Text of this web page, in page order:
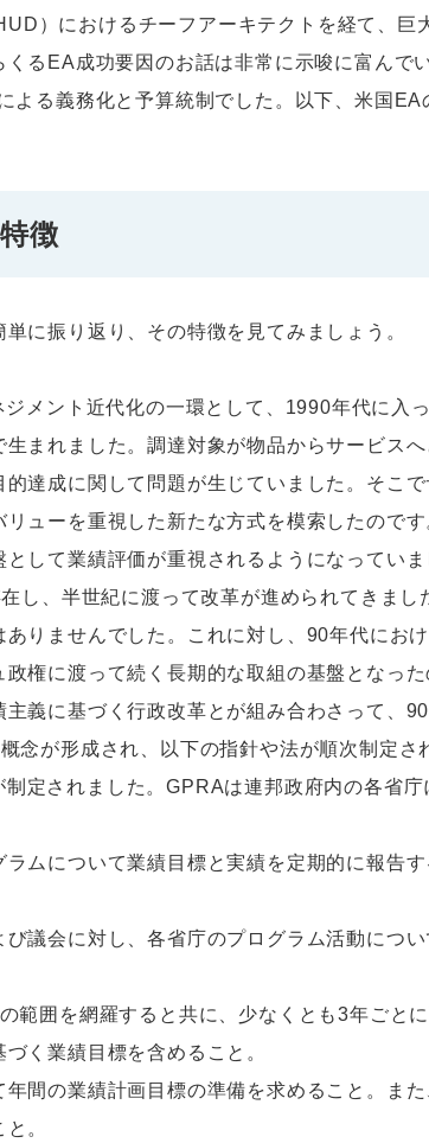
）におけるチーフアーキテクトを経て、巨
くるEA成功要因のお話は非常に示唆に富んで
よる義務化と予算統制でした。以下、米国EA
徴
に振り返り、その特徴を見てみましょう。
メント近代化の一環として、1990年代に入
まれました。調達対象が物品からサービス
達成に関して問題が生じていました。そこ
ューを重視した新たな方式を模索したのです
して業績評価が重視されるようになってい
し、半世紀に渡って改革が進められてきまし
りませんでした。これに対し、90年代にお
権に渡って続く長期的な取組の基盤となった
義に基づく行政改革とが組み合わさって、
が形成され、以下の指針や法が順次制定さ
定されました。GPRAは連邦政府内の各省
ムについて業績目標と実績を定期的に報告す
議会に対し、各省庁のプログラム活動につ
範囲を網羅すると共に、少なくとも3年ごとに
く業績目標を含めること。
間の業績計画目標の準備を求めること。ま
。